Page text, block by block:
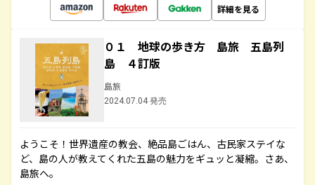
詳細を見る
０１ 地球の歩き方 島旅 五島列
島 ４訂版
島旅
2024.07.04 発売
ようこそ！世界遺産の教会、絶品島ごはん、古民家ステイな
ど、島の人が教えてくれた五島の魅力をギュッと凝縮。さあ、
島旅へ。